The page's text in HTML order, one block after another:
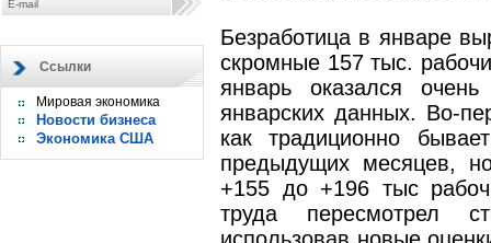
Ссылки
Мировая экономика
Новости бизнеса
Экономика США
Безработица в январе
скромные 157 тыс.
январь оказался
январских данных. Во-
как традиционно
предыдущих месяцев,
+155 до +196 тыс
труда пересмотрел